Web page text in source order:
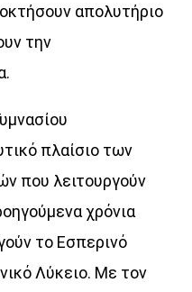
ενώνονται στον αέρα.
102.5,
της Αθήνας,
απολυτήριο
την
πλαίσιο των
που λειτουργούν
χρόνια
το Εσπερινό
Λύκειο. Με τον